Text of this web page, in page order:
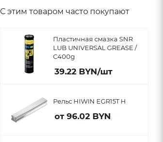
С этим товаром часто покупают
Пластичная смазка SNR
LUB UNIVERSAL GREASE /
C400g
39.22 BYN/шт
Рельс HIWIN EGR15T H
от 96.02 BYN